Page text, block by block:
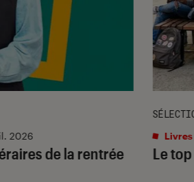
de la rentrée
2026
Le
Livres